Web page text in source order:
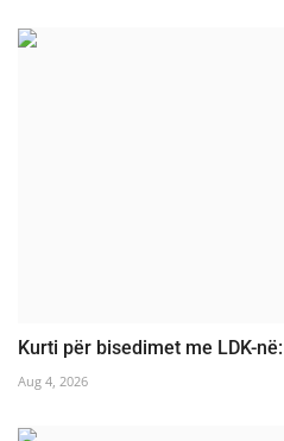
Kurti për bisedimet me LDK-
Aug 4, 2026